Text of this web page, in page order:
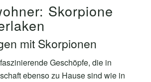
Skorpione
mit Skorpionen
Geschöpfe, die in
ebenso zu Hause sind wie in